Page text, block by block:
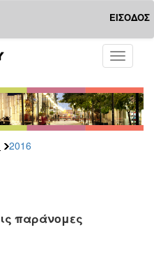
ΕΙΣΟΔΟΣ
Toggle
2016
παράνομες